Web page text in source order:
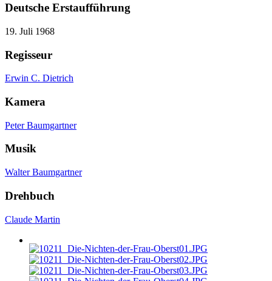
Deutsche Erstaufführung
19. Juli 1968
Regisseur
Erwin C. Dietrich
Kamera
Peter Baumgartner
Musik
Walter Baumgartner
Drehbuch
Claude Martin